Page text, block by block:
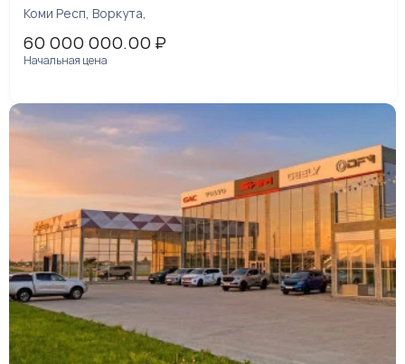
Коми Респ, Воркута,
60 000 000.00 ₽
Начальная цена